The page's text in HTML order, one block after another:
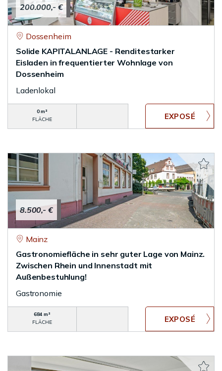
200.000,- €
Dossenheim
Solide KAPITALANLAGE - Renditestarker
Eisladen in frequentierter Wohnlage von
Dossenheim
Ladenlokal
0 m²
FLÄCHE
8.500,- €
Mainz
Gastronomiefläche in sehr guter Lage von Mainz.
Zwischen Rhein und Innenstadt mit
Außenbestuhlung!
Gastronomie
684 m²
FLÄCHE